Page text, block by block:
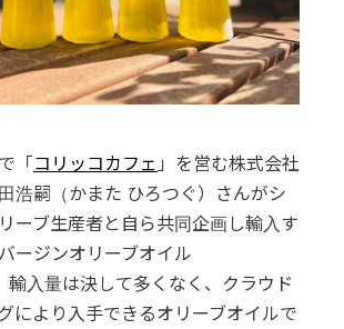
「コリッコカフェ 」を営む株式会社
浩嗣（かまた ひろつぐ）さんがシ
ーブ生産者と自ら共同企画し輸入す
ージンオリーブオイル
輸入量は決して多くなく、クラウド
により入手できるオリーブオイルで